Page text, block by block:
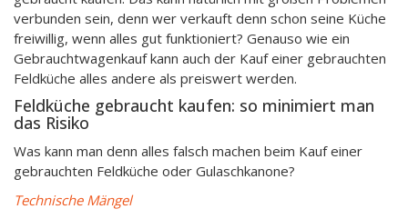
verbunden sein, denn wer verkauft denn schon seine Küche
freiwillig, wenn alles gut funktioniert? Genauso wie ein
Gebrauchtwagenkauf kann auch der Kauf einer gebrauchten
Feldküche alles andere als preiswert werden.
Feldküche gebraucht kaufen: so minimiert man
das Risiko
Was kann man denn alles falsch machen beim Kauf einer
gebrauchten Feldküche oder Gulaschkanone?
Technische Mängel